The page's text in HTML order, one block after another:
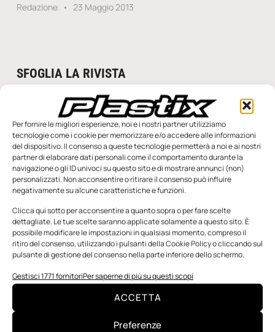
Per fornire le migliori esperienze, noi e i nostri partner utilizziamo
tecnologie come i cookie per memorizzare e/o accedere alle informazioni
del dispositivo. Il consenso a queste tecnologie permetterà a noi e ai nostri
partner di elaborare dati personali come il comportamento durante la
navigazione o gli ID univoci su questo sito e di mostrare annunci (non)
personalizzati. Non acconsentire o ritirare il consenso può influire
negativamente su alcune caratteristiche e funzioni.
Clicca qui sotto per acconsentire a quanto sopra o per fare scelte
dettagliate. Le tue scelte saranno applicate solamente a questo sito. È
possibile modificare le impostazioni in qualsiasi momento, compreso il
ritiro del consenso, utilizzando i pulsanti della Cookie Policy o cliccando sul
pulsante di gestione del consenso nella parte inferiore dello schermo.
Gestisci 1771 fornitoriPer saperne di più su questi scopi
ACCETTA
Preferenze
Redazione 23 Maggio 2013
SFOGLIA LA RIVISTA
n.5 - Giugno 2026 n.4 - Maggio 2026
Edicola Web
Notizie da Meccanicanews
Una nuova mano robotica passa da una pinza all’altra
O-Ring, tecnica e applicazioni